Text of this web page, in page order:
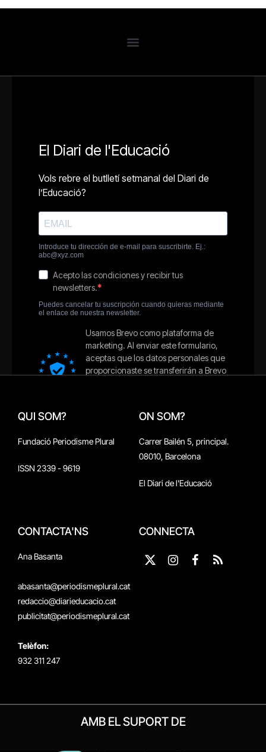
QUI SOM?
Fundació Periodisme Plural
ISSN 2339 - 9619
ON SOM?
Carrer Bailén 5, principal.
08010, Barcelona
El Diari de l'Educació
CONTACTA'NS
Ana Basanta
abasanta@periodismeplural.cat
redaccio@diarieducacio.cat
publicitat@periodismeplural.cat
Telèfon:
932 311 247
CONNECTA
X
Instagram
Facebook
RSS
AMB EL SUPORT DE